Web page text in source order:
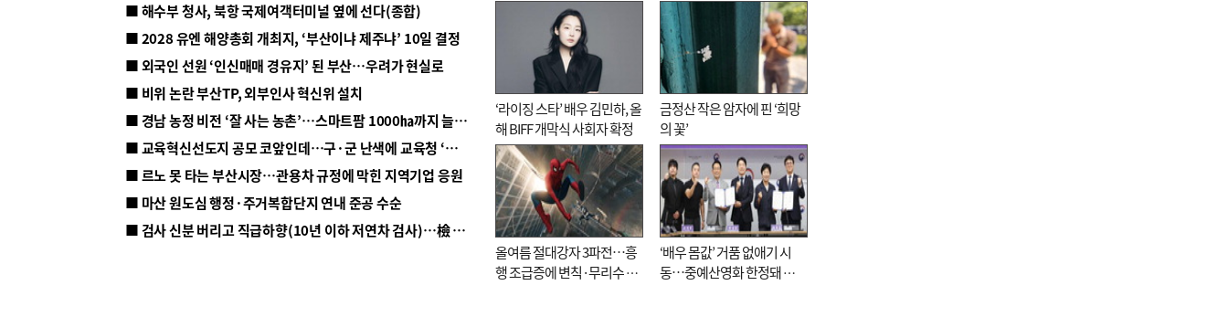
■ 해수부 청사, 북항 국제여객터미널 옆에 선다(종합)
■ 2028 유엔 해양총회 개최지, ‘부산이냐 제주냐’ 10일 결정
■ 외국인 선원 ‘인신매매 경유지’ 된 부산…우려가 현실로
■ 비위 논란 부산TP, 외부인사 혁신위 설치
■ 경남 농정 비전 ‘잘 사는 농촌’…스마트팜 1000㏊까지 늘린다
■ 교육혁신선도지 공모 코앞인데…구·군 난색에 교육청 ‘쩔쩔’
■ 르노 못 타는 부산시장…관용차 규정에 막힌 지역기업 응원
■ 마산 원도심 행정·주거복합단지 연내 준공 수순
■ 검사 신분 버리고 직급하향(10년 이하 저연차 검사)…檢 중수청행 기피
‘라이징 스타’ 배우 김민하, 올
해 BIFF 개막식 사회자 확정
금정산 작은 암자에 핀 ‘희망
의 꽃’
올여름 절대강자 3파전…흥
행 조급증에 변칙·무리수 마
‘배우 몸값’ 거품 없애기 시
동…중예산영화 한정돼 실